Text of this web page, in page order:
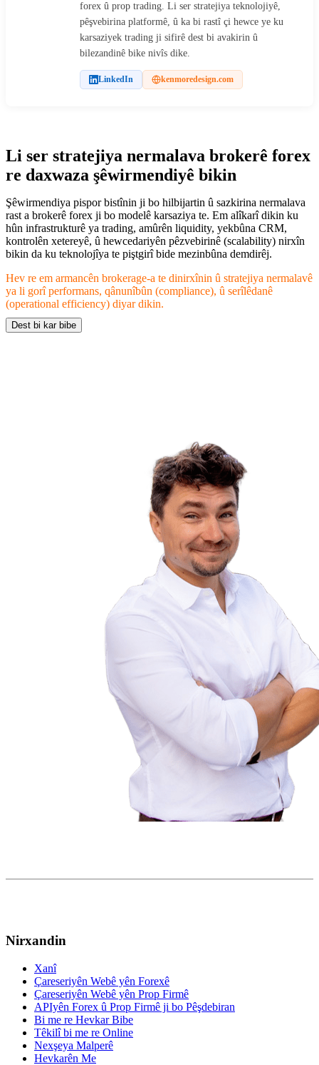
forex û prop trading. Li ser stratejiya teknolojiyê,
pêşvebirina platformê, û ka bi rastî çi hewce ye ku
karsaziyek trading ji sifirê dest bi avakirin û
bilezandinê bike nivîs dike.
LinkedIn kenmoredesign.com
Li ser stratejiya nermalava brokerê forex
re daxwaza şêwirmendiyê bikin
Şêwirmendiya pispor bistînin ji bo hilbijartin û sazkirina nermalava
rast a brokerê forex ji bo modelê karsaziya te. Em alîkarî dikin ku
hûn infrastrukturê ya trading, amûrên liquidity, yekbûna CRM,
kontrolên xetereyê, û hewcedariyên pêzvebirinê (scalability) nirxîn
bikin da ku teknolojîya te piştgirî bide mezinbûna demdirêj.
Hev re em armancên brokerage-a te dinirxînin û stratejiya nermalavê
ya li gorî performans, qânunîbûn (compliance), û serîlêdanê
(operational efficiency) diyar dikin.
Dest bi kar bibe
Nirxandin
Xanî
Çareseriyên Webê yên Forexê
Çareseriyên Webê yên Prop Firmê
APIyên Forex û Prop Firmê ji bo Pêşdebiran
Bi me re Hevkar Bibe
Têkilî bi me re Online
Nexşeya Malperê
Hevkarên Me